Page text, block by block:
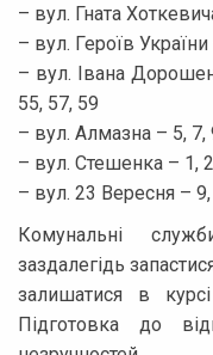
– вул. Гната
– вул. Героїв
– вул. Івана
55, 57, 59
– вул. Алмазна – 5, 7,
– вул. Стешенка – 1,
– вул. 23 Вересня –
Комунальні
заздалегідь
залишатися в
Підготовка до